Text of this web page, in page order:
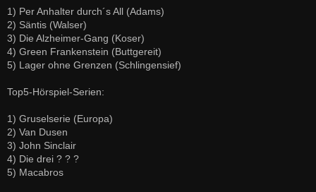
1) Per Anhalter durch´s All (Adams)
2) Säntis (Walser)
3) Die Alzheimer-Gang (Koser)
4) Green Frankenstein (Buttgereit)
5) Lager ohne Grenzen (Schlingensief)
Top5-Hörspiel-Serien:
1) Gruselserie (Europa)
2) Van Dusen
3) John Sinclair
4) Die drei ? ? ?
5) Macabros